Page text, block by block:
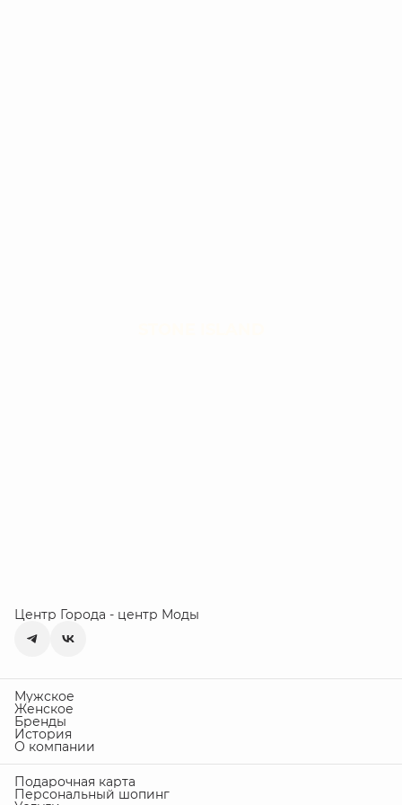
Центр Города - центр Моды
Мужское
Женское
Бренды
История
О компании
Подарочная карта
Персональный шопинг